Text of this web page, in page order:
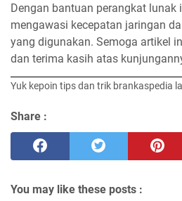
Dengan bantuan perangkat lunak
mengawasi kecepatan jaringan
yang digunakan. Semoga artikel
dan terima kasih atas
Yuk kepoin tips dan trik brankaspedia
Share :
You may like these posts :